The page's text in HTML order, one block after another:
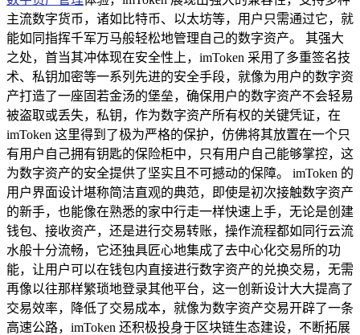
主流数字货币，诸如比特币、以太坊等，用户只需通过它，就
能如同指挥千军万马般轻松地管理自己的数字资产。 其强大
之处，首当其冲体现在安全性上，imToken 采用了多重签名技
术、私钥加密等一系列先进的安全手段，就像为用户的数字资
产打造了一座固若金汤的堡垒，确保用户的数字资产不会轻易
被盗取或丢失，私钥，作为数字资产所有权的关键凭证，在
imToken 这里得到了极为严格的保护，仿佛将其放置在一个只
有用户自己拥有钥匙的保险柜中，只有用户自己能够掌控，这
为数字资产的安全提供了坚实且不可撼动的保障。 imToken 的
用户界面设计堪称简洁直观的典范，即使是初次接触数字资产
的新手，也能像在熟悉的家中行走一样快速上手，无论是创建
钱包、接收资产，还是进行交易转账，操作流程都如同行云流
水般十分流畅，它还独具匠心地集成了去中心化交易所的功
能，让用户可以在钱包内直接进行数字资产的兑换交易，无需
再像以往那样繁琐地登录其他平台，这一创新设计大大提高了
交易效率，降低了交易成本，就像为数字资产交易开辟了一条
高速公路，imToken 还积极投身于区块链生态建设，不断拓展